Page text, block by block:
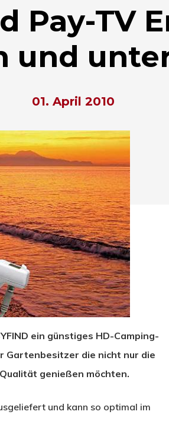
Pay-TV
und
01. April 2010
ein günstiges HD-Camping-
Gartenbesitzer die nicht nur die
genießen möchten.
und kann so optimal im